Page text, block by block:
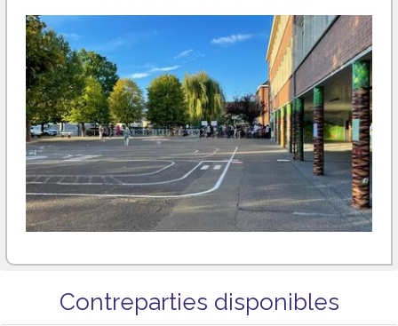
Contreparties disponibles